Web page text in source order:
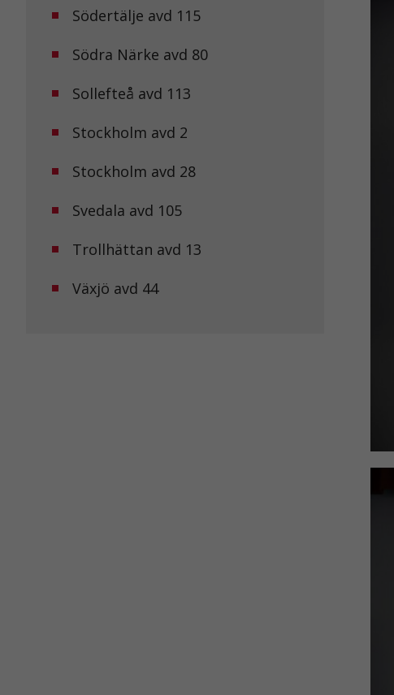
Södertälje avd 115
Södra Närke avd 80
Sollefteå avd 113
Stockholm avd 2
Stockholm avd 28
Svedala avd 105
Trollhättan avd 13
Växjö avd 44